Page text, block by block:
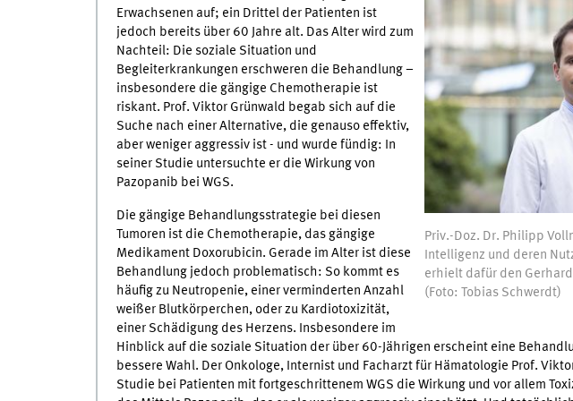
Priv.-Doz. Dr. Philipp
Intelligenz und deren
erhielt dafür den
(Foto: Tobias Schwerdt)
Erwachsenen auf; ein Drittel der Patienten ist
jedoch bereits über 60 Jahre alt. Das Alter wird zum
Nachteil: Die soziale Situation und
Begleiterkrankungen erschweren die Behandlung –
insbesondere die gängige Chemotherapie ist
riskant. Prof. Viktor Grünwald begab sich auf die
Suche nach einer Alternative, die genauso effektiv,
aber weniger aggressiv ist - und wurde fündig: In
seiner Studie untersuchte er die Wirkung von
Pazopanib bei WGS.
Die gängige Behandlungsstrategie bei diesen
Tumoren ist die Chemotherapie, das gängige
Medikament Doxorubicin. Gerade im Alter ist diese
Behandlung jedoch problematisch: So kommt es
häufig zu Neutropenie, einer verminderten Anzahl
weißer Blutkörperchen, oder zu Kardiotoxizität,
einer Schädigung des Herzens. Insbesondere im
Hinblick auf die soziale Situation der über 60-Jährigen erscheint eine
bessere Wahl. Der Onkologe, Internist und Facharzt für Hämatologie Prof.
Studie bei Patienten mit fortgeschrittenem WGS die Wirkung und vor allem